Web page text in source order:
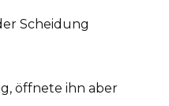
Scheidung
öffnete ihn aber